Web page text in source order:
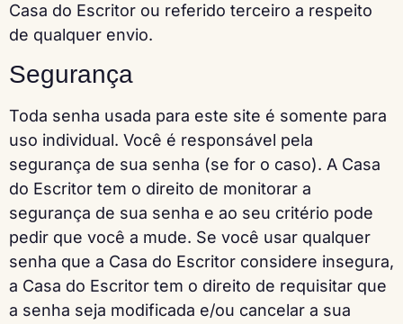
Casa do Escritor ou referido terceiro a respeito
de qualquer envio.
Segurança
Toda senha usada para este site é somente para
uso individual. Você é responsável pela
segurança de sua senha (se for o caso). A Casa
do Escritor tem o direito de monitorar a
segurança de sua senha e ao seu critério pode
pedir que você a mude. Se você usar qualquer
senha que a Casa do Escritor considere insegura,
a Casa do Escritor tem o direito de requisitar que
a senha seja modificada e/ou cancelar a sua